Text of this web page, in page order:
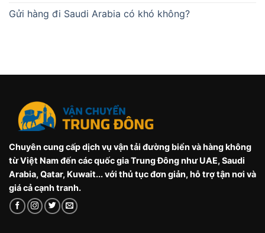
Gửi hàng đi Saudi Arabia có khó không?
Chuyên cung cấp dịch vụ vận tải đường biển và hàng không
từ Việt Nam đến các quốc gia Trung Đông như UAE, Saudi
Arabia, Qatar, Kuwait... với thủ tục đơn giản, hỗ trợ tận nơi và
giá cả cạnh tranh.